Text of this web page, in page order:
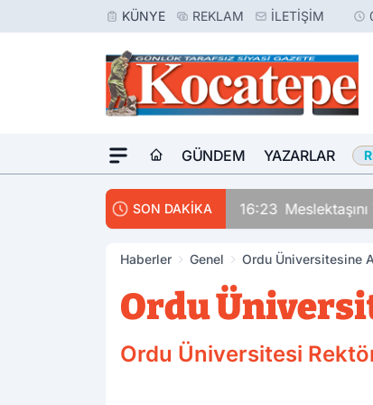
KÜNYE REKLAM İLETIŞIM
GÜNDEM YAZARLAR
SON DAKİKA 16:23
Haberler Genel Ordu Üniversitesine
Ordu
Ordu Üniversitesi